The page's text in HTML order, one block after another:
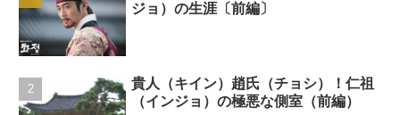
ジョ）の生涯〔前編〕
貴人（キイン）趙氏（チョシ）！仁祖
（インジョ）の極悪な側室（前編）